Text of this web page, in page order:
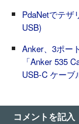
PdaNetでテザ
USB)
Anker、3ポー
「Anker 535
USB-C ケーブ
コメントを記入